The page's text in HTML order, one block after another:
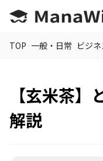
TOP 一般・日常 ビジ
【玄米茶
解説